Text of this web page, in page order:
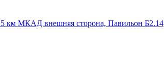
км МКАД внешняя сторона, Павильон Б2.14